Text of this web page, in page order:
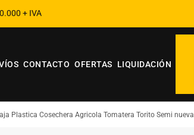
+ IVA
CONTACTO OFERTAS LIQUIDACIÓN
Plastica Cosechera Agricola Tomatera Torito Semi nueva